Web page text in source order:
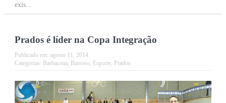
exis...
Prados é líder na Copa Integração
Publicado em: agosto 11, 2014
Categorias: Barbacena, Barroso, Esporte, Prados